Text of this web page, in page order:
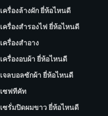
เครื่องล้างผัก ยี่ห้อไหนดี
เครื่องสำรองไฟ ยี่ห้อไหนดี
เครื่องสำอาง
เครื่องอบผ้า ยี่ห้อไหนดี
เจลบอลซักผ้า ยี่ห้อไหนดี
เซฟทีคัท
เซรั่มปิดผมขาว ยี่ห้อไหนดี